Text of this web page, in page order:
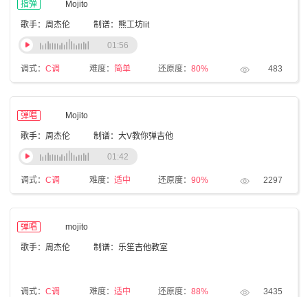
指弹 Mojito
歌手：周杰伦 制谱：熊工坊lit
调式： C调 难度： 简单 还原度： 80% 483
01:56
弹唱 Mojito
歌手：周杰伦 制谱：大V教你弹吉他
调式： C调 难度： 适中 还原度： 90% 2297
01:42
弹唱 mojito
歌手：周杰伦 制谱：乐笙吉他教室
调式： C调 难度： 适中 还原度： 88% 3435